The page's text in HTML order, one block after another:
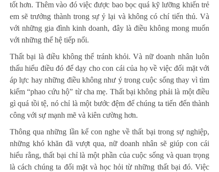
tốt hơn. Thêm vào đó việc được bao bọc quá kỹ lưỡng khiến trẻ
em sẽ trưởng thành trong sự ỷ lại và không có chí tiến thủ. Và
với những gia đình kinh doanh, đây là điều không mong muốn
với những thế hệ tiếp nối.
Thất bại là điều không thể tránh khỏi. Và nữ doanh nhân luôn
thấu hiểu điều đó để dạy cho con cái của họ về việc đối mặt với
áp lực hay những điều không như ý trong cuộc sống thay vì tìm
kiếm “phao cứu hộ” từ cha mẹ. Thất bại không phải là một điều
gì quá tồi tệ, nó chỉ là một bước đệm để chúng ta tiến đến thành
công với sự mạnh mẽ và kiên cường hơn.
Thông qua những lần kể con nghe về thất bại trong sự nghiệp,
những khó khăn đã vượt qua, nữ doanh nhân sẽ giúp con cái
hiểu rằng, thất bại chỉ là một phần của cuộc sống và quan trọng
là cách chúng ta đối mặt và học hỏi từ những thất bại đó. Việc